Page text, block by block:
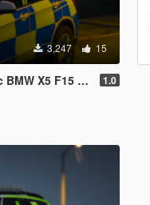
3,247 15
X5 F15 [ELS] 1.0